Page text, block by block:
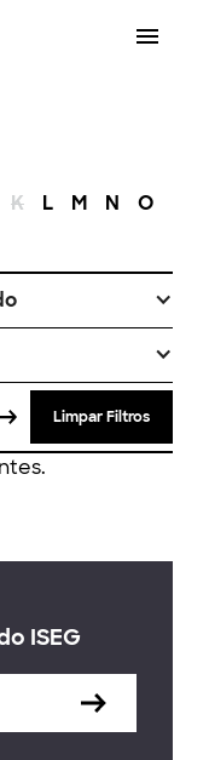
K L M N O
Limpar Filtros
ISEG